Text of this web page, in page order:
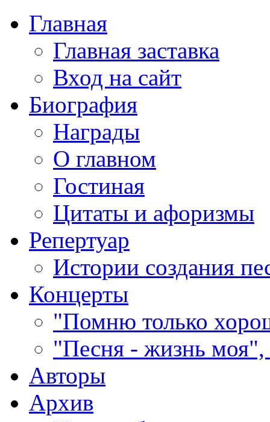
Главная
Главная заставка
Вход на сайт
Биография
Награды
О главном
Гостиная
Цитаты и афоризмы
Репертуар
Истории создания
Концерты
"Помню только
"Песня - жизнь моя",
Авторы
Архив